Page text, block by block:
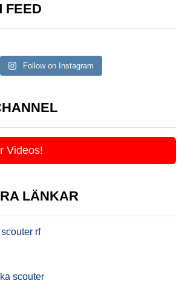
FEED
Follow on Instagram
Videos!
LÄNKAR
rf
scouter